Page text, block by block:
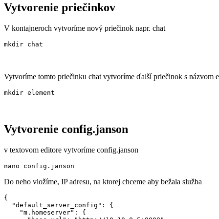
Vytvorenie priečinkov
V kontajneroch vytvoríme nový priečinok napr. chat
mkdir chat
Vytvoríme tomto priečinku chat vytvoríme ďalší priečinok s názvom
mkdir element
Vytvorenie config.janson
v textovom editore vytvoríme config.janson
nano config.janson
Do neho vložíme, IP adresu, na ktorej chceme aby bežala služba
{